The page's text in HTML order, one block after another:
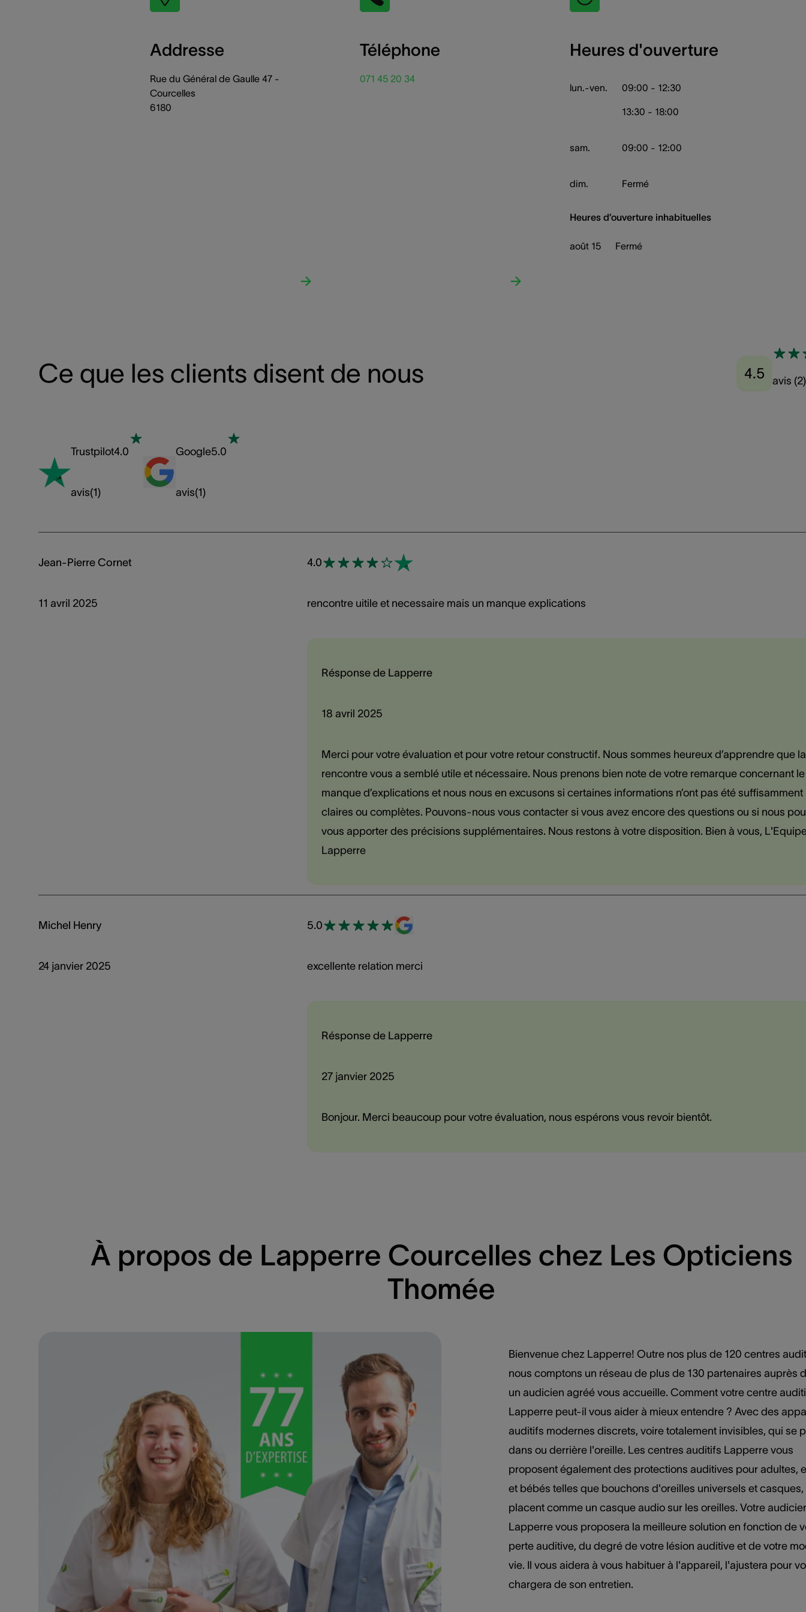
Addresse
Rue du Général de Gaulle 47 -
Courcelles
6180
Téléphone
071 45 20 34
Heures d'ouverture
lun.-ven. 09:00 - 12:30
13:30 - 18:00
sam. 09:00 - 12:00
dim. Fermé
Heures d’ouverture inhabituelles
août 15 Fermé
Ce que les clients disent de nous 4.5 avis (2)
Trustpilot4.0
avis(1)
Google5.0
avis(1)
Jean-Pierre Cornet
11 avril 2025
4.0
rencontre uitile et necessaire mais un manque explications
Résponse de Lapperre
18 avril 2025
Merci pour votre évaluation et pour votre retour constructif. Nous sommes heureux d’apprendre que la
rencontre vous a semblé utile et nécessaire. Nous prenons bien note de votre remarque concernant le
manque d’explications et nous nous en excusons si certaines informations n’ont pas été suffisamment
claires ou complètes. Pouvons-nous vous contacter si vous avez encore des questions ou si nous
vous apporter des précisions supplémentaires. Nous restons à votre disposition. Bien à vous,
Lapperre
Michel Henry
24 janvier 2025
5.0
excellente relation merci
Résponse de Lapperre
27 janvier 2025
Bonjour. Merci beaucoup pour votre évaluation, nous espérons vous revoir bientôt.
À propos de Lapperre Courcelles chez Les Opticiens
Thomée
Bienvenue chez Lapperre! Outre nos plus de 120 centres
nous comptons un réseau de plus de 130 partenaires auprès
un audicien agréé vous accueille. Comment votre centre
Lapperre peut-il vous aider à mieux entendre ? Avec des
auditifs modernes discrets, voire totalement invisibles, qui se
dans ou derrière l'oreille. Les centres auditifs Lapperre vous
proposent également des protections auditives pour adultes,
et bébés telles que bouchons d'oreilles universels et casques,
placent comme un casque audio sur les oreilles. Votre
Lapperre vous proposera la meilleure solution en fonction de
perte auditive, du degré de votre lésion auditive et de votre
vie. Il vous aidera à vous habituer à l'appareil, l'ajustera pour
chargera de son entretien.